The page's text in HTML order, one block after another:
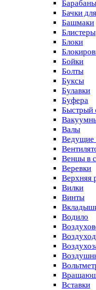
Бачки
Башмаки
Блистеры
Блоки
Бойки
Болты
Буксы
Булавки
Буфера
Быстрый
Валы
Ведущие
Венцы в
Веревки
Верхняя
Вилки
Винты
Водило
Вставки